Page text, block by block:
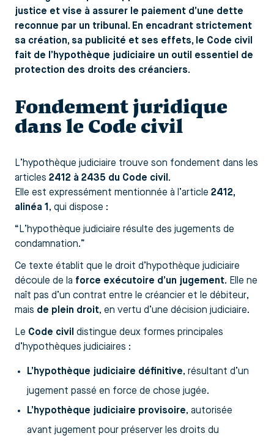
justice et vise à assurer le paiement d’une dette
reconnue par un tribunal. En encadrant strictement
sa création, sa publicité et ses effets, le Code civil
fait de l’hypothèque judiciaire un outil essentiel de
protection des droits des créanciers.
Fondement juridique
dans le Code civil
L’hypothèque judiciaire trouve son fondement dans les
articles 2412 à 2435 du Code civil .
Elle est expressément mentionnée à l’article 2412,
alinéa 1 , qui dispose :
“L’hypothèque judiciaire résulte des jugements de
condamnation.”
Ce texte établit que le droit d’hypothèque judiciaire
découle de la force exécutoire d’un jugement. Elle ne
naît pas d’un contrat entre le créancier et le débiteur,
mais de plein droit, en vertu d’une décision judiciaire.
Le Code civil distingue deux formes principales
d’hypothèques judiciaires :
L’hypothèque judiciaire définitive, résultant d’un
jugement passé en force de chose jugée.
L’hypothèque judiciaire provisoire, autorisée
avant jugement pour préserver les droits du